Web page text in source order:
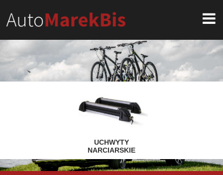
START
O NAS
PRODUKTY
UCHWYTY NARCIARSKIE
BAGAŻNIKI BAZOWE
PLATFORMA ROWEROWA
UCHWYTY ROWEROWE
HAKI HOLOWNICZE
BOXY DACHOWE
AKTUALNOŚCI
KONTAKT
UCHWYTY
NARCIARSKIE